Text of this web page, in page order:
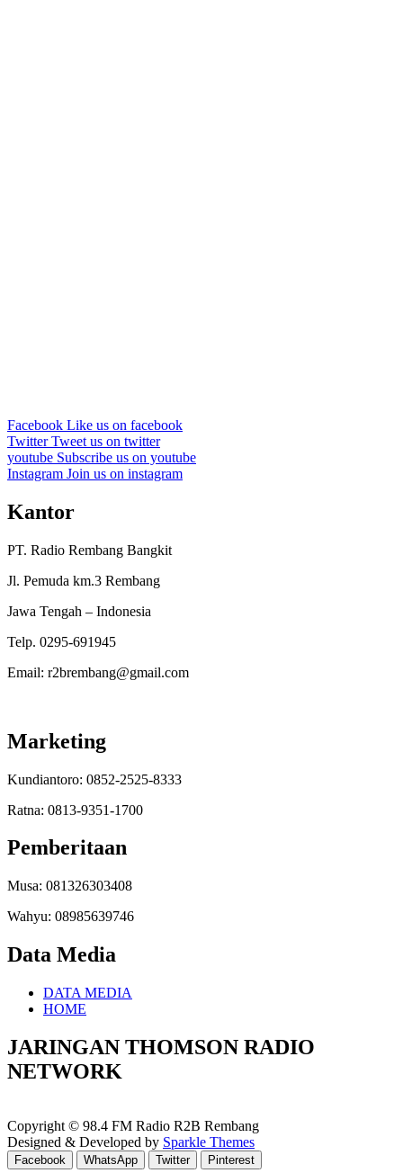
Facebook Like us on facebook
TwitterTweet us on twitter
youtube Subscribe us on youtube
Instagram Join us on instagram
Kantor
PT. Radio Rembang Bangkit
Jl. Pemuda km.3 Rembang
Jawa Tengah – Indonesia
Telp. 0295-691945
Email: r2brembang@gmail.com
Marketing
Kundiantoro: 0852-2525-8333
Ratna: 0813-9351-1700
Pemberitaan
Musa: 081326303408
Wahyu: 08985639746
Data Media
DATA MEDIA
HOME
JARINGAN THOMSON RADIO
NETWORK
Copyright © 98.4 FM Radio R2B Rembang
Designed & Developed by Sparkle Themes
Facebook WhatsApp Twitter Pinterest